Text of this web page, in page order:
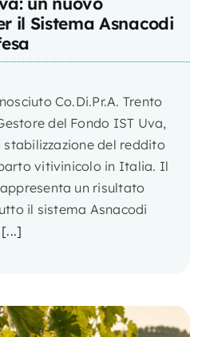
il Sistema Asnacodi
Co.Di.Pr.A. Trento
del Fondo IST Uva,
del reddito
vitivinicolo in Italia. Il
un risultato
il sistema Asnacodi
[...]